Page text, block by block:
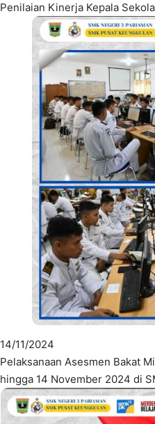
Penilaian Kinerja Kepala
14/11/2024
Pelaksanaan Asesmen Bakat
hingga 14 November 2024 di